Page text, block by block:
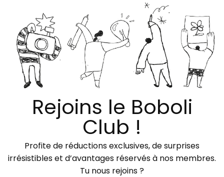
Rejoins le Boboli
Club !
Profite de réductions exclusives, de surprises
irrésistibles et d’avantages réservés à nos membres.
Tu nous rejoins ?